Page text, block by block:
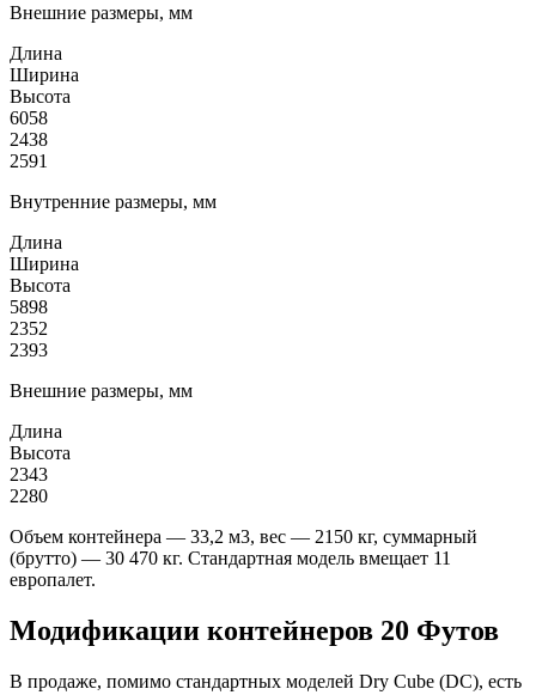
Внешние размеры, мм
Длина
Ширина
Высота
6058
2438
2591
Внутренние размеры, мм
Длина
Ширина
Высота
5898
2352
2393
Внешние размеры, мм
Длина
Высота
2343
2280
Объем контейнера — 33,2 м3, вес — 2150 кг, суммарный
(брутто) — 30 470 кг. Стандартная модель вмещает 11
европалет.
Модификации контейнеров 20 Футов
В продаже, помимо стандартных моделей Dry Cube (DC), есть